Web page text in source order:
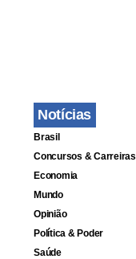
Notícias
Brasil
Concursos & Carreiras
Economia
Mundo
Opinião
Política & Poder
Saúde